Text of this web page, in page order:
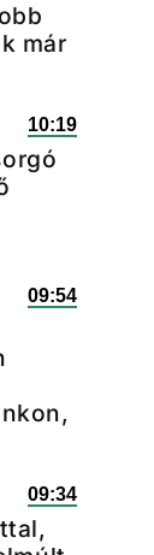
már
10:19
09:54
09:34